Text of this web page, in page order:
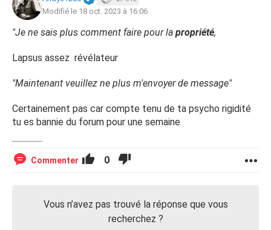
Modifié le 18 oct. 2023 à 16:06
"Je ne sais plus comment faire pour la propriété,
Lapsus assez révélateur
"Maintenant veuillez ne plus m'envoyer de message"
Certainement pas car compte tenu de ta psycho rigidité
tu es bannie du forum pour une semaine
Commenter 0
Vous n’avez pas trouvé la réponse que vous
recherchez ?